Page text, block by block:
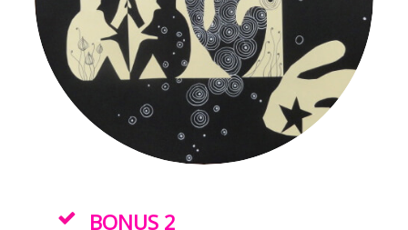
BONUS 2